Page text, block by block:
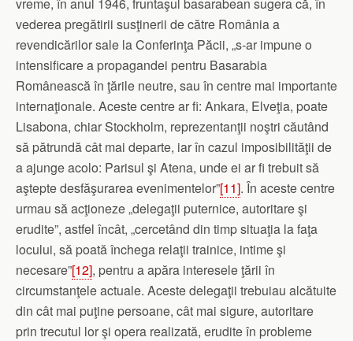
vederea pregătirii susţinerii de către România a
revendicărilor sale la Conferinţa Păcii, „s‑ar impune o
inten­sificare a propagandei pentru Basarabia
Românească în ţările neutre, sau în centre mai importante
internaţionale. Aceste centre ar fi: Ankara, Elveţia, poate
Lisabona, chiar Stockholm, reprezentanţii noştri căutând
să pătrundă cât mai departe, iar în cazul imposibilităţii de
a ajunge acolo: Parisul şi Atena, unde ei ar fi trebuit să
aştepte desfăşurarea eveni­mentelor”[11]. În aceste centre
urmau să acţioneze „delegaţii puternice, autoritare şi
erudite”, astfel încât, „cercetând din timp situaţia la faţa
locului, să poată închega relaţii trainice, intime şi
necesare”[12], pentru a apăra interesele ţării în
circumstanţele actuale. Aceste delegaţii trebuiau alcătuite
din cât mai puţine persoane, cât mai sigure, autoritare
prin trecutul lor şi opera realizată, erudite în probleme